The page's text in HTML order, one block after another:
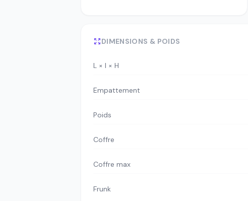
DIMENSIONS & POIDS
L × l × H
Empattement
Poids
Coffre
Coffre max
Frunk